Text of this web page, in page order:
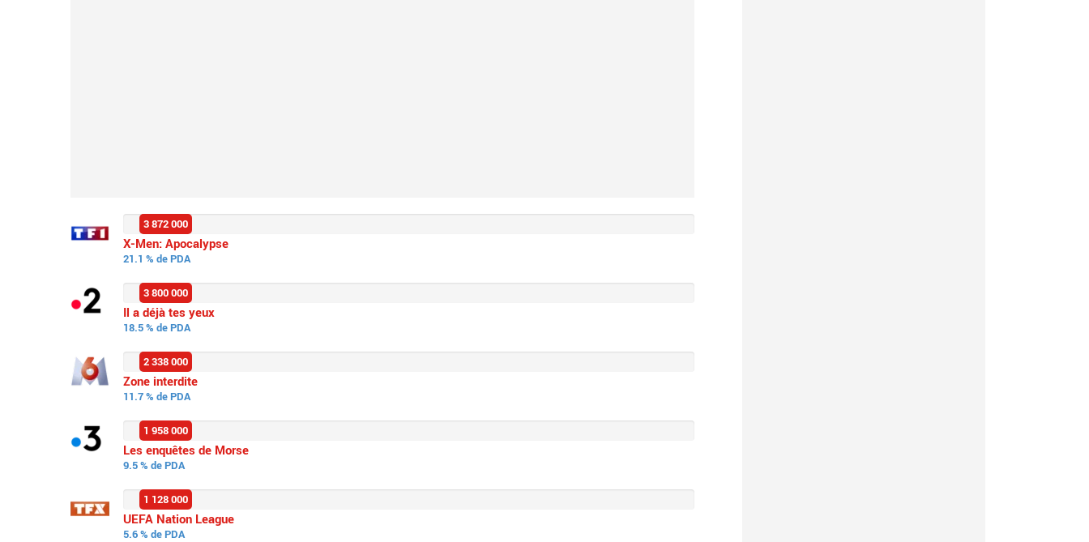
X-Men: Apocalypse
21.1 % de PDA
3 872 000
Il a déjà tes yeux
18.5 % de PDA
3 800 000
Zone interdite
11.7 % de PDA
2 338 000
Les enquêtes de Morse
9.5 % de PDA
1 958 000
UEFA Nation League
5.6 % de PDA
1 128 000